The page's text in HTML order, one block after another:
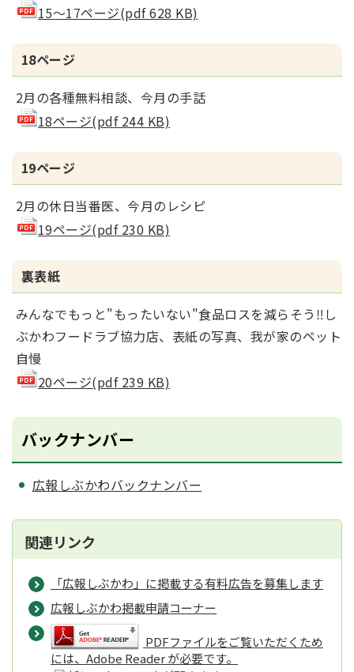
15～17ページ(pdf 628 KB)
18ページ
2月の各種無料相談、今月の手話
18ページ(pdf 244 KB)
19ページ
2月の休日当番医、今月のレシピ
19ページ(pdf 230 KB)
裏表紙
みんなでもっと"もったいない"食品ロスを減らそう‼し
ぶかわフードラブ協力店、表紙の写真、我が家のペット
自慢
20ページ(pdf 239 KB)
バックナンバー
広報しぶかわバックナンバー
関連リンク
「広報しぶかわ」に掲載する有料広告を募集します
広報しぶかわ掲載申請コーナー
PDFファイルをご覧いただくため
には、Adobe Reader が必要です。